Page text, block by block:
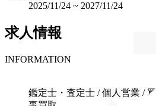
2025/11/24 ~ 2027/11/24
求人情報
INFORMATION
鑑定士・査定士 / 個人営業 /